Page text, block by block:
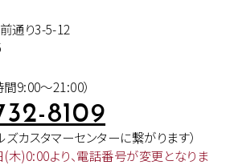
通り3-5-12
9:00～21:00）
8109
ズカスタマーセンターに繋がります）
)0:00より、電話番号が変更となりま